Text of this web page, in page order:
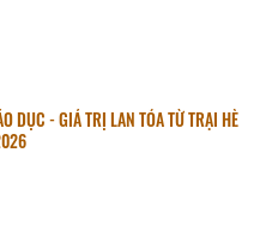
DỤC - GIÁ TRỊ LAN TỎA TỪ TRẠI HÈ